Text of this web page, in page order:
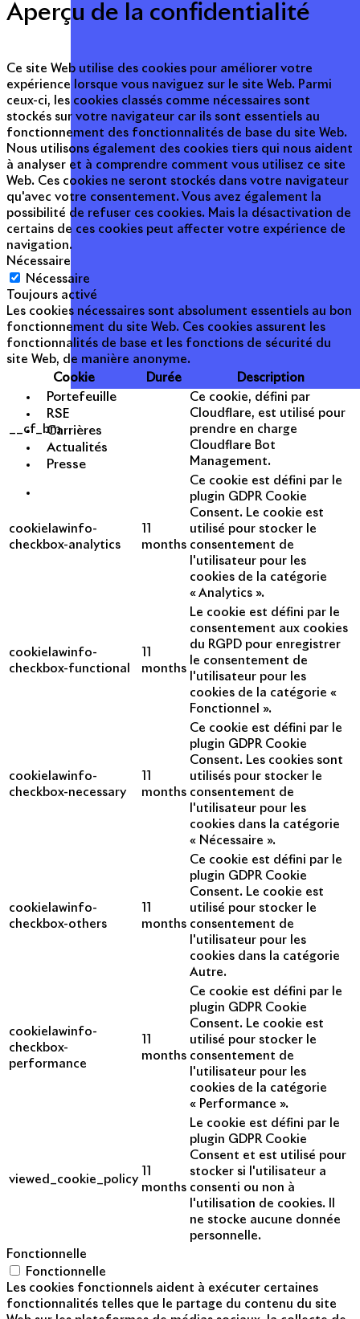
Portefeuille
RSE
Carrières
Actualités
Presse
Aperçu de la confidentialité
Ce site Web utilise des cookies pour améliorer votre
expérience lorsque vous naviguez sur le site Web. Parmi
ceux-ci, les cookies classés comme nécessaires sont
stockés sur votre navigateur car ils sont essentiels au
fonctionnement des fonctionnalités de base du site Web.
Nous utilisons également des cookies tiers qui nous aident
à analyser et à comprendre comment vous utilisez ce site
Web. Ces cookies ne seront stockés dans votre navigateur
qu'avec votre consentement. Vous avez également la
possibilité de refuser ces cookies. Mais la désactivation de
certains de ces cookies peut affecter votre expérience de
navigation.
Nécessaire
Nécessaire
Toujours activé
Les cookies nécessaires sont absolument essentiels au bon
fonctionnement du site Web. Ces cookies assurent les
fonctionnalités de base et les fonctions de sécurité du
site Web, de manière anonyme.
Cookie
Durée Description
__cf_bm
Ce cookie, défini par
Cloudflare, est utilisé pour
prendre en charge
Cloudflare Bot
Management.
cookielawinfo-
checkbox-analytics
months
Ce cookie est défini par le
plugin GDPR Cookie
Consent. Le cookie est
utilisé pour stocker le
consentement de
l'utilisateur pour les
cookies de la catégorie
« Analytics ».
cookielawinfo-
checkbox-functional
months
Le cookie est défini par le
consentement aux cookies
du RGPD pour enregistrer
le consentement de
l'utilisateur pour les
cookies de la catégorie «
Fonctionnel ».
cookielawinfo-
checkbox-necessary
months
Ce cookie est défini par le
plugin GDPR Cookie
Consent. Les cookies sont
utilisés pour stocker le
consentement de
l'utilisateur pour les
cookies dans la catégorie
« Nécessaire ».
cookielawinfo-
checkbox-others
months
Ce cookie est défini par le
plugin GDPR Cookie
Consent. Le cookie est
utilisé pour stocker le
consentement de
l'utilisateur pour les
cookies dans la catégorie
Autre.
cookielawinfo-
checkbox-
performance
months
Ce cookie est défini par le
plugin GDPR Cookie
Consent. Le cookie est
utilisé pour stocker le
consentement de
l'utilisateur pour les
cookies de la catégorie
« Performance ».
viewed_cookie_policy
months
Le cookie est défini par le
plugin GDPR Cookie
Consent et est utilisé pour
stocker si l'utilisateur a
consenti ou non à
l'utilisation de cookies. Il
ne stocke aucune donnée
personnelle.
Fonctionnelle
Fonctionnelle
Les cookies fonctionnels aident à exécuter certaines
fonctionnalités telles que le partage du contenu du site